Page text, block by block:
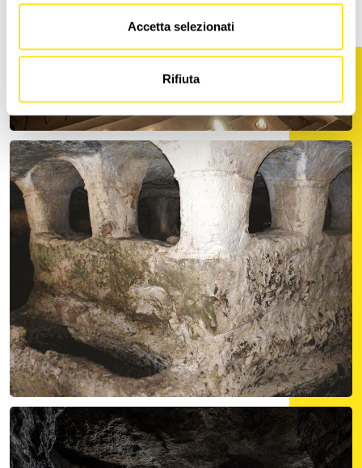
Accetta selezionati
Rifiuta